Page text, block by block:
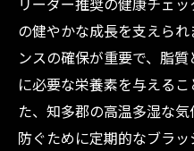
の健やかな成長を支えら
ンスの確保が重要で、脂
に必要な栄養素を与える
た、知多郡の高温多湿な
防ぐために定期的なブラ